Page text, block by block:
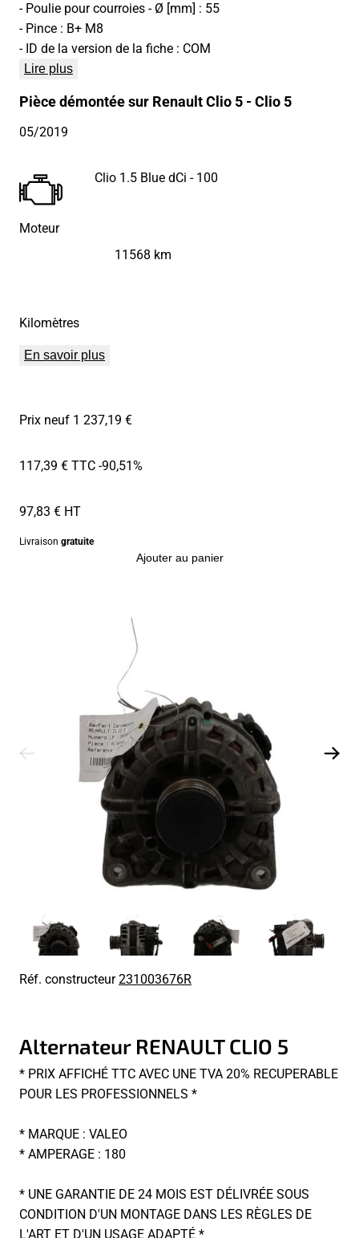
- Poulie pour courroies - Ø [mm] : 55
- Pince : B+ M8
- ID de la version de la fiche : COM
Lire plus
Pièce démontée sur Renault Clio 5 - Clio 5
05/2019
Moteur
Clio 1.5 Blue dCi - 100
Kilomètres
11568 km
En savoir plus
Prix neuf 1 237,19 €
117,39 € TTC-90,51%
97,83 € HT
Livraison gratuite
Ajouter au panier
Réf. constructeur231003676R
Alternateur RENAULT CLIO 5
* PRIX AFFICHÉ TTC AVEC UNE TVA 20% RECUPERABLE
POUR LES PROFESSIONNELS *
* MARQUE : VALEO
* AMPERAGE : 180
* UNE GARANTIE DE 24 MOIS EST DÉLIVRÉE SOUS
CONDITION D'UN MONTAGE DANS LES RÈGLES DE
L'ART ET D'UN USAGE ADAPTÉ *